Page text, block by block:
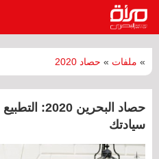
» ملفات » حصاد 2020
حصاد
سيادتك